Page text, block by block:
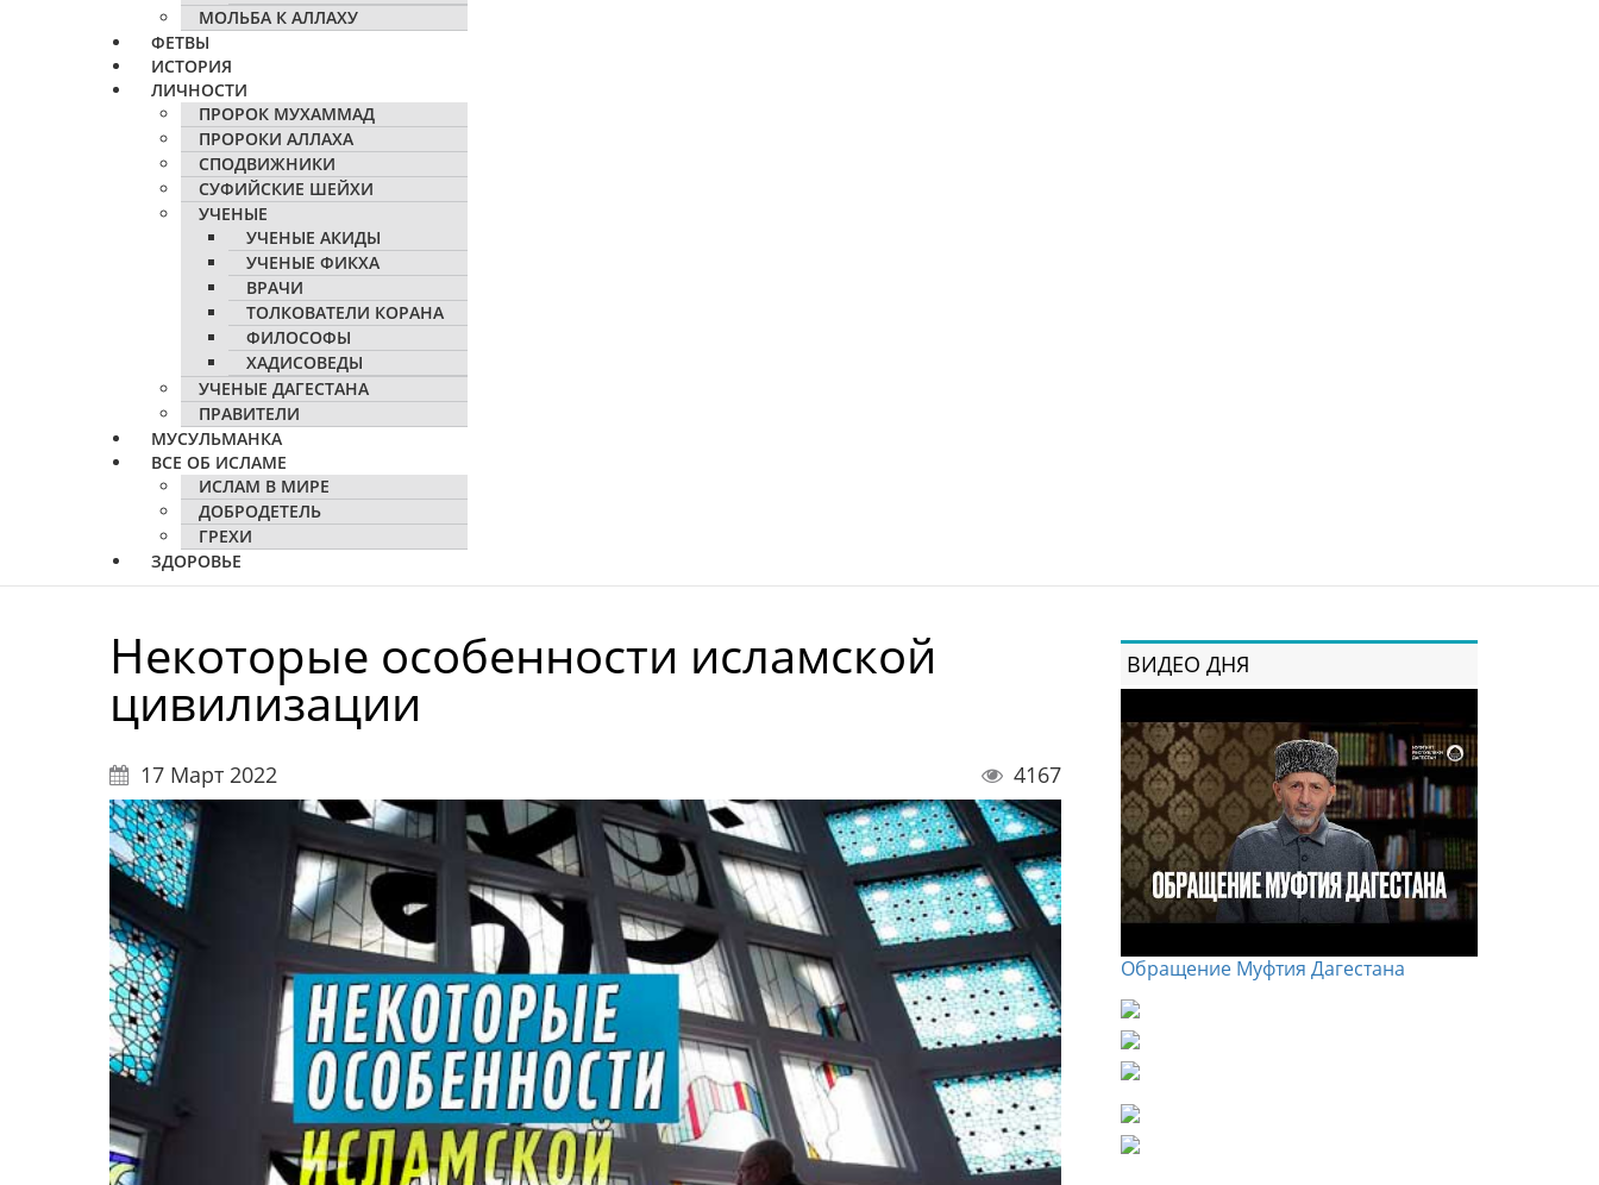
МОЛЬБА К АЛЛАХУ
ФЕТВЫ
ИСТОРИЯ
ЛИЧНОСТИ
ПРОРОК МУХАММАД
ПРОРОКИ АЛЛАХА
СПОДВИЖНИКИ
СУФИЙСКИЕ ШЕЙХИ
УЧЕНЫЕ
УЧЕНЫЕ АКИДЫ
УЧЕНЫЕ ФИКХА
ВРАЧИ
ТОЛКОВАТЕЛИ КОРАНА
ФИЛОСОФЫ
ХАДИСОВЕДЫ
УЧЕНЫЕ ДАГЕСТАНА
ПРАВИТЕЛИ
МУСУЛЬМАНКА
ВСЕ ОБ ИСЛАМЕ
ИСЛАМ В МИРЕ
ДОБРОДЕТЕЛЬ
ГРЕХИ
ЗДОРОВЬЕ
Некоторые особенности исламской
цивилизации
17 Март 2022 4167
ВИДЕО ДНЯ
Обращение Муфтия Дагестана